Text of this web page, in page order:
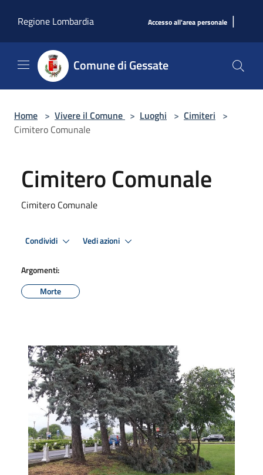
Regione Lombardia
Accesso all'area personale |
Comune di Gessate
Home > Vivere il Comune > Luoghi > Cimiteri >
Cimitero Comunale
Cimitero Comunale
Cimitero Comunale
Condividi Vedi azioni
Argomenti:
Morte